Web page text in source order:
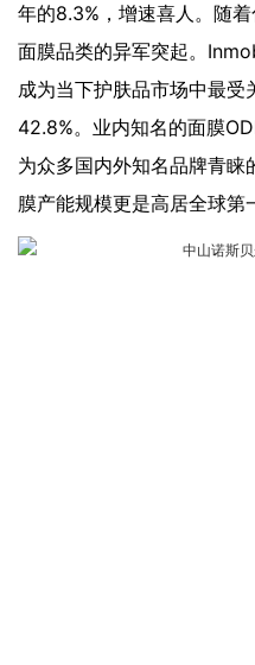
年的8.3%，增速喜人。随
面膜品类的异军突起。
成为当下护肤品市场中最受
42.8%。业内知名的面膜
为众多国内外知名品牌青
膜产能规模更是高居全球第